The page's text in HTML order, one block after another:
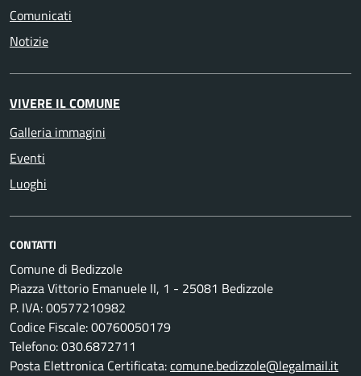
Comunicati
Notizie
VIVERE IL COMUNE
Galleria immagini
Eventi
Luoghi
CONTATTI
Comune di Bedizzole
Piazza Vittorio Emanuele II, 1 - 25081 Bedizzole
P. IVA: 00577210982
Codice Fiscale: 00760050179
Telefono: 030.6872711
Posta Elettronica Certificata:comune.bedizzole@legalmail.it